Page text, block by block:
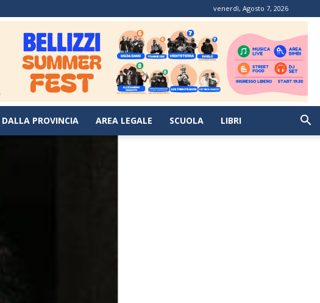
venerdì, Agosto 7, 2026
DALLA PROVINCIA AREA LEGALE SCUOLA LIBRI